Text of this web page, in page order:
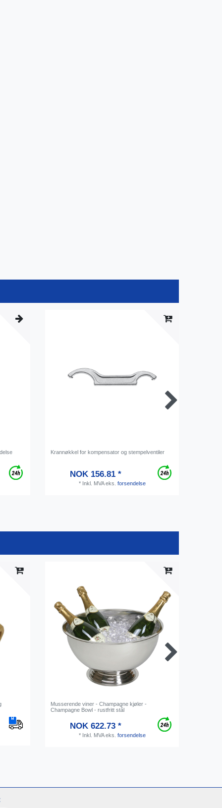
Krannøkkel for kompensator og stempelventiler
NOK 156.81 *
* Inkl. MVAeks. forsendelse
Musserende viner - Champagne kjøler -
Champagne Bowl - rustfritt stål
NOK 622.73 *
* Inkl. MVAeks. forsendelse